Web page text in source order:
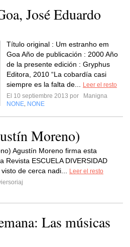
José Eduardo
Título original : Um estranho em
Goa Año de publicación : 2000 Año
de la presente edición : Gryphus
Editora, 2010 “La cobardía casi
siempre es la falta de...
Leer el resto
El 10 septiembre 2013 por
Manigna
NONE NONE
Moreno)
Agustín Moreno firma esta
Revista ESCUELA DIVERSIDAD
de cerca nadi...
Leer el resto
Las músicas